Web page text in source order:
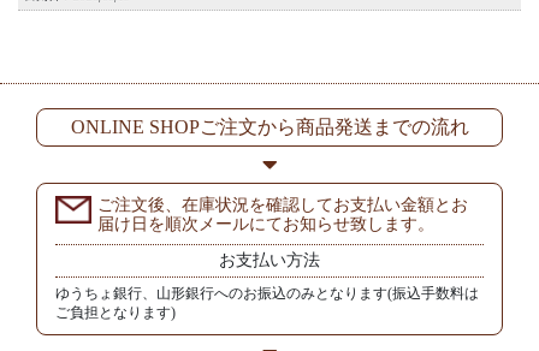
ONLINE SHOPご注文から商品発送までの流れ
ご注文後、在庫状況を確認してお支払い金額とお
届け日を順次メールにてお知らせ致します。
お支払い方法
ゆうちょ銀行、山形銀行へのお振込のみとなります(振込手数料は
ご負担となります)